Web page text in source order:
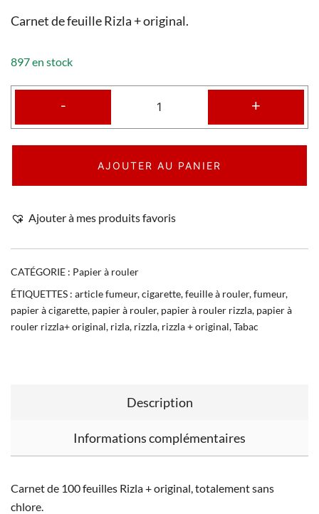
Carnet de feuille Rizla + original.
897 en stock
- +
AJOUTER AU PANIER
Ajouter à mes produits favoris
CATÉGORIE : Papier à rouler
ÉTIQUETTES : article fumeur,cigarette,feuille à rouler,fumeur,
papier à cigarette, papier à rouler, papier à rouler rizzla, papier à
rouler rizzla+ original, rizla, rizzla, rizzla + original,Tabac
Description
Informations complémentaires
Carnet de 100 feuilles Rizla + original, totalement sans
chlore.